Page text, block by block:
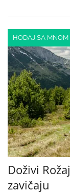
HODAJ SA MNOM
Doživi
zavičaju